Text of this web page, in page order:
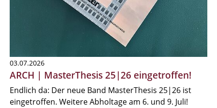
03.07.2026
ARCH | MasterThesis 25|26 eingetroffen!
Endlich da: Der neue Band MasterThesis 25|26 ist
eingetroffen. Weitere Abholtage am 6. und 9. Juli!